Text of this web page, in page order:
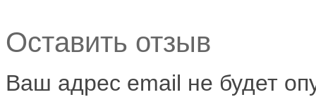
Оставить отзыв
Ваш адрес email не будет